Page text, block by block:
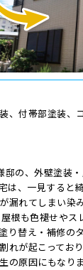
、付帯部塗装、
邸の、外壁塗装
は、一見すると
漏れてしまい染
根も色褪せやス
り替え・補修の
れが起こってお
の原因にもなり